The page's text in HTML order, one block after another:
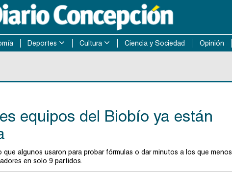
Deportes Cultura Ciencia y Sociedad Opinión
equipos del Biobío ya están
algunos usaron para probar fórmulas o dar minutos a los que menos
en solo 9 partidos.